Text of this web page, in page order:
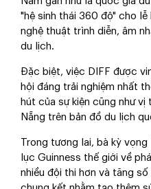
"hệ sinh thái 360 độ" cho lễ
nghệ thuật trình diễn, âm
du lịch.
Đặc biệt, việc DIFF được
hội đáng trải nghiệm nhất
hút của sự kiện cũng như
Nẵng trên bản đồ du lịch
Trong tương lai, bà kỳ
lục Guinness thế giới về
nhiều đội thi hơn và tăng